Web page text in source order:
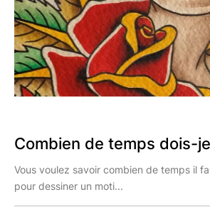
Combien de temps dois-
Vous voulez savoir combien de temps il
pour dessiner un moti...